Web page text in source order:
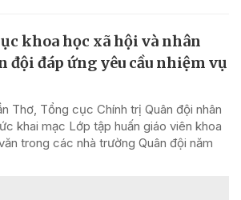
khoa học xã hội và nhân
đội đáp ứng yêu cầu nhiệm vụ
Thơ, Tổng cục Chính trị Quân đội nhân
khai mạc Lớp tập huấn giáo viên khoa
trong các nhà trường Quân đội năm